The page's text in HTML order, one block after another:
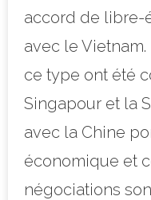
accord de libre-
avec le
ce type ont été
Singapour et la
avec la Chine
économique et
négociations